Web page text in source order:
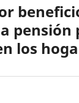
pensión
los